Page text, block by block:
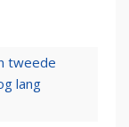
tweede
lang